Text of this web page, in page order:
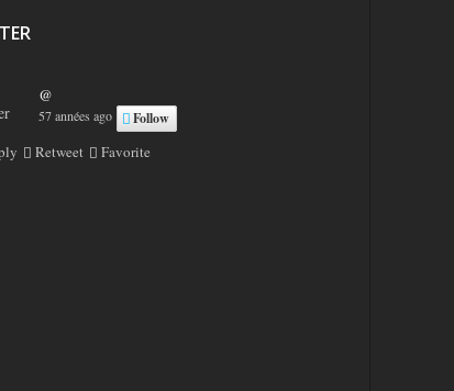
@
57 années ago Follow
Retweet Favorite